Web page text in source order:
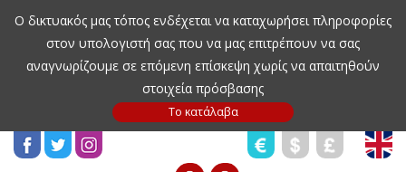
Ο δικτυακός μας τόπος ενδέχεται να καταχωρήσει πληροφορίες
στον υπολογιστή σας που να μας επιτρέπουν να σας
αναγνωρίζουμε σε επόμενη επίσκεψη χωρίς να απαιτηθούν
στοιχεία πρόσβασης